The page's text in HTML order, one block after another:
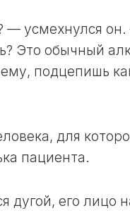
— усмехнулся
Это обычный
подцепишь
для
пациента.
дугой, его лицо